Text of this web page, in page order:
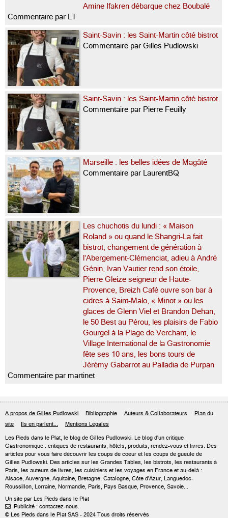
Amine Ifakren débarque chez Boubalé
Commentaire par LT
Saint-Savin : les Saint-Martin côté bistrot
Commentaire par Gilles Pudlowski
Saint-Savin : les Saint-Martin côté bistrot
Commentaire par Pierre Feuilly
Marseille : les belles idées de Magâté
Commentaire par LaurentBQ
Les chuchotis du lundi : « Maison
Roland » ou quand le Shangri-La fait
bistrot, changement de génération à
l’Abergement-Clémenciat, adieu à André
Génin, Ivan Vautier rend son étoile,
Pierre Gleize seigneur de Haute-
Provence, Breizh Café ouvre son bar à
cidres à Saint-Malo, « Minot » ou les
glaces de Glenn Viel et Brandon Dehan,
le 50 Best au Pérou, les plaisirs de Fabio
Gourgel à la Plage de Verchant, le
Village International de la Gastronomie
fête ses 10 ans, les bons tours de
Jérémy Gabarrot au Palladia de Purpan
Commentaire par martinet
A propos de Gilles Pudlowski Bibliographie Auteurs & Collaborateurs
Plan du
site
Ils en parlent... Mentions Légales
Les Pieds dans le Plat, le blog de Gilles Pudlowski. Le blog d'un critique
Gastronomique : critiques de restaurants, hôtels, produits, rendez-vous et livres. Des
articles pour vous faire découvrir les coups de coeur et les coups de gueule de
Gilles Pudlowski. Des articles sur les Grandes Tables, les bistrots, les restaurants à
Paris, les auteurs de livres, les cuisiniers et les voyages en France et au-delà :
Alsace, Auvergne, Aquitaine, Bretagne, Catalogne, Côte d'Azur, Languedoc-
Roussillon, Lorraine, Normandie, Paris, Pays Basque, Provence, Savoie...
Un site par Les Pieds dans le Plat
 Publicité : contactez-nous.
© Les Pieds dans le Plat SAS - 2024 Tous droits réservés